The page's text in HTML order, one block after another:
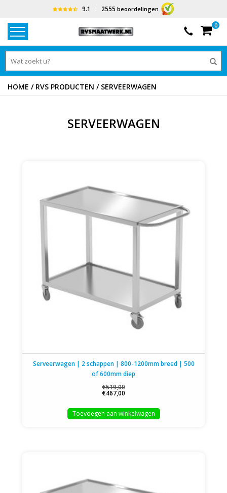
9.1 2555 beoordelingen
0
HOME / RVS PRODUCTEN / SERVEERWAGEN
SERVEERWAGEN
Serveerwagen | 2 schappen | 800-1200mm breed | 500
of 600mm diep
€519,00
€467,00
Toevoegen aan winkelwagen